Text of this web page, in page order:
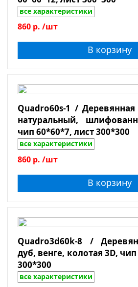
все характеристики
860 р. /шт
В корзину
Quadro60s-1 /
натуральный,
чип 60*60*7, лист 300*300
все характеристики
860 р. /шт
В корзину
Quadro3d60k-8 /
дуб, венге, колотая 3D,
300*300
все характеристики